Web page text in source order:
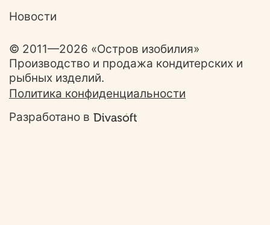
© 2011—2026 «Остров изобилия»
Производство и продажа кондитерских и
рыбных изделий.
Политика конфиденциальности
Разработано в
Новости